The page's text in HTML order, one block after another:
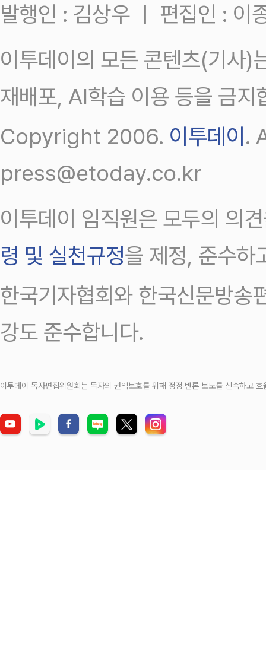
발행인 : 김상우 ㅣ 편집인 : 이
이투데이의 모든 콘텐츠(기사)
재배포, AI학습 이용 등을 금지
Copyright 2006. 이투데이.
press@etoday.co.kr
이투데이 임직원은 모두의 의
령 및 실천규정을 제정, 준수하
한국기자협회와 한국신문방송
강도 준수합니다.
이투데이 독자편집위원회는 독자의 권익보호를 위해 정정‧반론 보도를 신속하고